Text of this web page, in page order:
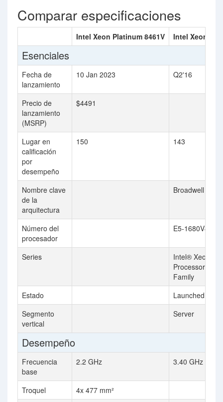
Comparar especificaciones
Intel Xeon Platinum 8461V Intel Xeon E5-
Esenciales
Fecha de
lanzamiento
10 Jan 2023 Q2'16
Precio de
lanzamiento
(MSRP)
$4491
Lugar en
calificación
por
desempeño
150 143
Nombre clave
de la
arquitectura
Broadwell
Número del
procesador
E5-1680V4
Series
Intel® Xeon®
Processor E5
Family
Estado
Launched
Segmento
vertical
Server
Desempeño
Frecuencia
base
2.2 GHz 3.40 GHz
Troquel
4x 477 mm²